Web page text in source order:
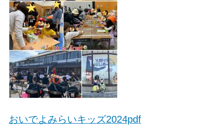
おいでよみらいキッズ2024pdf